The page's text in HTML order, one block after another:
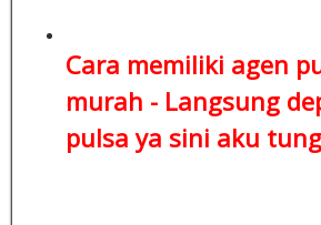
Cara memiliki agen
murah - Langsung
pulsa ya sini aku